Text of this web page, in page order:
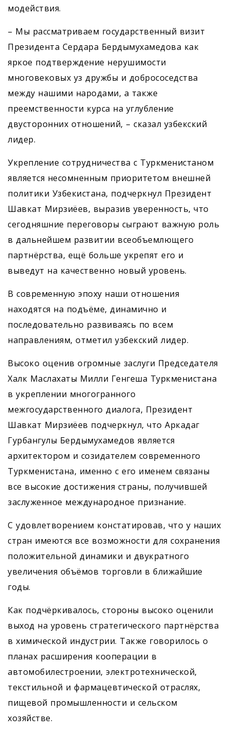
модействия.
– Мы рассматриваем государственный визит
Президента Сердара Бердымухамедова как
яркое подтверждение нерушимости
многовековых уз дружбы и добрососедства
между нашими народами, а также
преемственности курса на углубление
двусторонних отношений, – сказал узбекский
лидер.
Укрепление сотрудничества с Туркменистаном
является несомненным приоритетом внешней
политики Узбекистана, подчеркнул Президент
Шавкат ­Мирзиёев, выразив уверенность, что
сегодняшние переговоры сыграют важную роль
в дальнейшем развитии всеобъемлющего
партнёрства, ещё больше укрепят его и
выведут на качественно новый уровень.
В современную эпоху наши отношения
находятся на подъёме, динамично и
последовательно развиваясь по всем
направлениям, отметил узбекский лидер.
Высоко оценив огромные заслуги Председателя
Халк Маслахаты Милли Генгеша Туркменистана
в укреплении многогранного
межгосударственного диалога, Президент
Шавкат Мирзиёев подчерк­нул, что Аркадаг
Гурбангулы Бердымухамедов является
архитектором и созидателем современного
Туркменистана, именно с его именем связаны
все высокие достижения страны, получившей
заслуженное международное признание.
С удовлетворением констатировав, что у наших
стран имеются все возможности для сохранения
положительной динамики и двукратного
увеличения объёмов торговли в ближайшие
годы.
Как подчёркивалось, стороны высоко оценили
выход на уровень стратегического партнёрства
в химической индустрии. Также говорилось о
планах расширения кооперации в
автомобилестрое­нии, электротехнической,
текстильной и фармацевтической отраслях,
пищевой промышленности и сельском
хозяйстве.